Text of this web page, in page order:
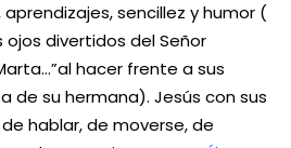
sencillez y humor (
divertidos del Señor
hacer frente a sus
de su hermana). Jesús con sus
hablar, de moverse, de